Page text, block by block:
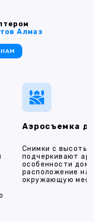
Аэросъемка
Снимки с высоты
подчеркивают
особенности
расположение на
окружающую
Алмаз